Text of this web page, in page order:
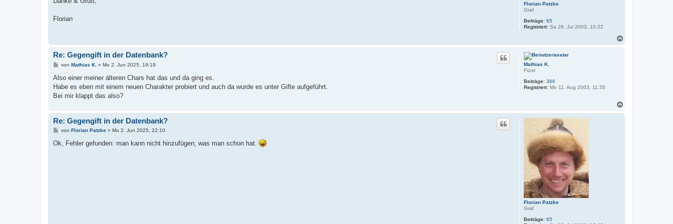
Florian Patzke
Graf
Beiträge: 65
Registriert: Sa 26. Jul 2003, 10:22
Florian
Mathias K.
Fürst
Beiträge: 366
Registriert: Mo 11. Aug 2003, 11:35
Re: Gegengift in der Datenbank?
B
i
r
a
von Mathias K. » Mo 2. Jun 2025, 19:19
Also einer meiner älteren Chars hat das und da ging es.
Habe es eben mit einem neuen Charakter probiert und auch da wurde es unter Gifte aufgeführt.
Bei mir klappt das also?
Florian Patzke
Graf
Beiträge: 65
Re: Gegengift in der Datenbank?
B
i
von Florian Patzke» Mo 2. Jun 2025, 22:10
Ok, Fehler gefunden: man kann nicht hinzufügen, was man schon hat.